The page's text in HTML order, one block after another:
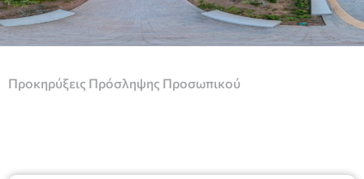
Προκηρύξεις Πρόσληψης Προσωπικού